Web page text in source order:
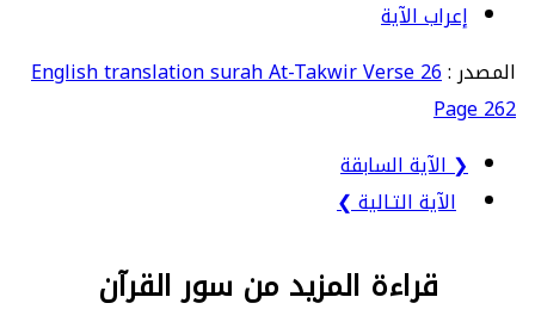
إعراب الآية
المصدر :English translation surah At-Takwir Verse 26
Page 262
❮ الآية السابقة
الآية التـالية ❯
قراءة المزيد من سور القرآن